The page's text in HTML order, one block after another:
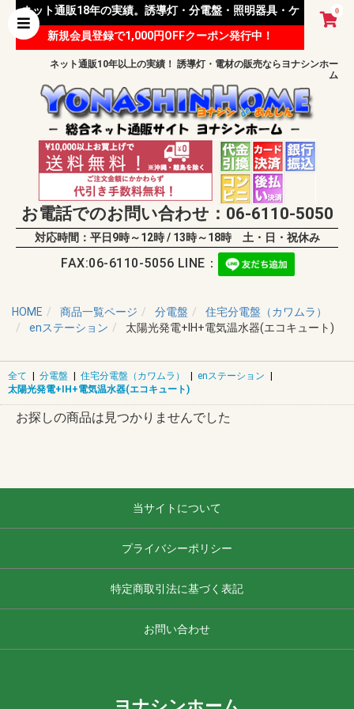
0
ネット通販18年の実績。誘導灯・分電盤・照明器具・ケ
ーブル等 様々な資材を取り扱っています。
新規会員登録で1,000円OFFクーポン発行中！
ネット通販10年以上の実績！ 誘導灯・電材の販売ならヨナシンホー
ム
お電話でのお問い合わせ：06-6110-5050
対応時間：平日9時～12時 / 13時～18時 土・日・祝休み
FAX:06-6110-5056 LINE：
HOME 商品一覧ページ 分電盤
住宅分電盤（カワムラ）
enステーション
太陽光発電+IH+電気温水器(エコキュート)
全て | 分電盤 | 住宅分電盤（カワムラ） | enステーション |
太陽光発電+IH+電気温水器(エコキュート)
お探しの商品は見つかりませんでした
当サイトについて
プライバシーポリシー
特定商取引法に基づく表記
お問い合わせ